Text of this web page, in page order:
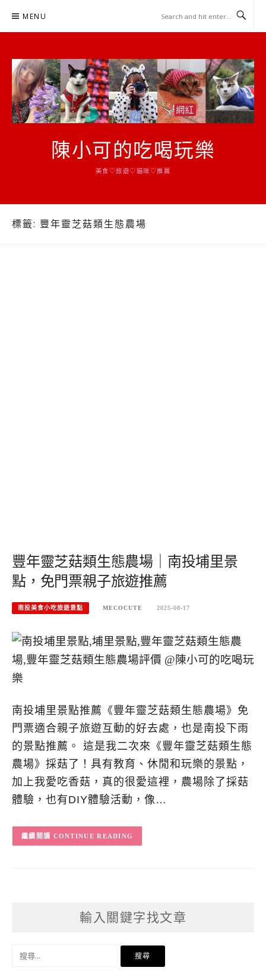
MENU
陳小可的吃喝玩樂
美食♡旅遊♡貓咪♡推薦
標籤: 豐年靈芝菇類生態農場
豐年靈芝菇類生態農場｜南投埔里景
點，免門票親子旅遊推薦
南投美食小吃旅遊景點 MECOCUTE 2025-08-17
南投埔里景點推薦《豐年靈芝菇類生態農場》免
門票適合親子旅遊互動的好去處，也是南投下雨
的景點推薦。 這是我二次來《豐年靈芝菇類生態
農場》採菇了！具有教育、休閒和玩樂的景點，
加上我愛吃香菇，真的很愛這裡，農場除了採菇
體驗，也有DIY體驗活動，像…
CONTINUE READING
輸入關鍵字找文章
搜